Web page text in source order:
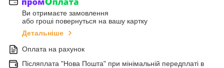
Ви отримаєте замовлення
або гроші повернуться на вашу картку
Детальніше
Оплата на рахунок
Післяплата "Нова Пошта" при мінімальній передплаті в